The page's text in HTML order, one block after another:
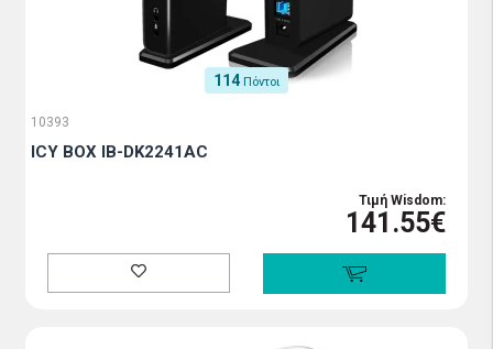
114 Πόντοι
10393
ICY BOX IB-DK2241AC
Τιμή Wisdom:
141.55€